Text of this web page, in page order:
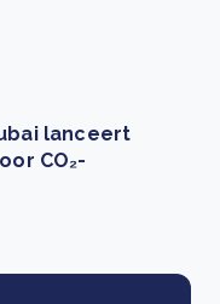
lanceert
CO₂-